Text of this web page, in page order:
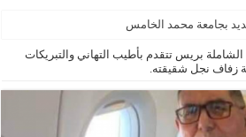
بجامعة محمد الخامس
الشاملة بريس تتقدم بأطيب التهاني والتبريكات
زفاف نجل شقيقته.